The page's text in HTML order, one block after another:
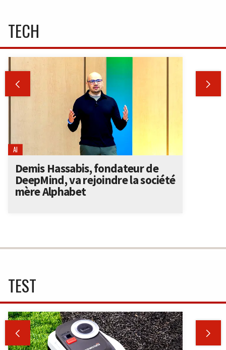
TECH
 
AI
Demis Hassabis, fondateur de
DeepMind, va rejoindre la société
mère Alphabet
TEST
 